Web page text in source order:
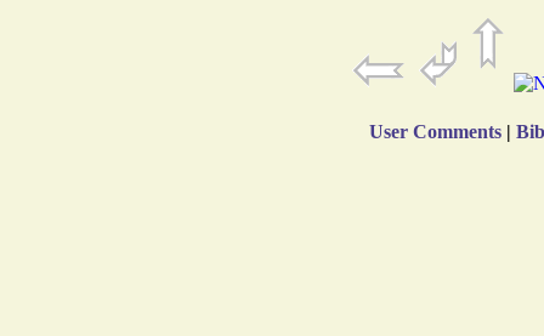
User Comments |